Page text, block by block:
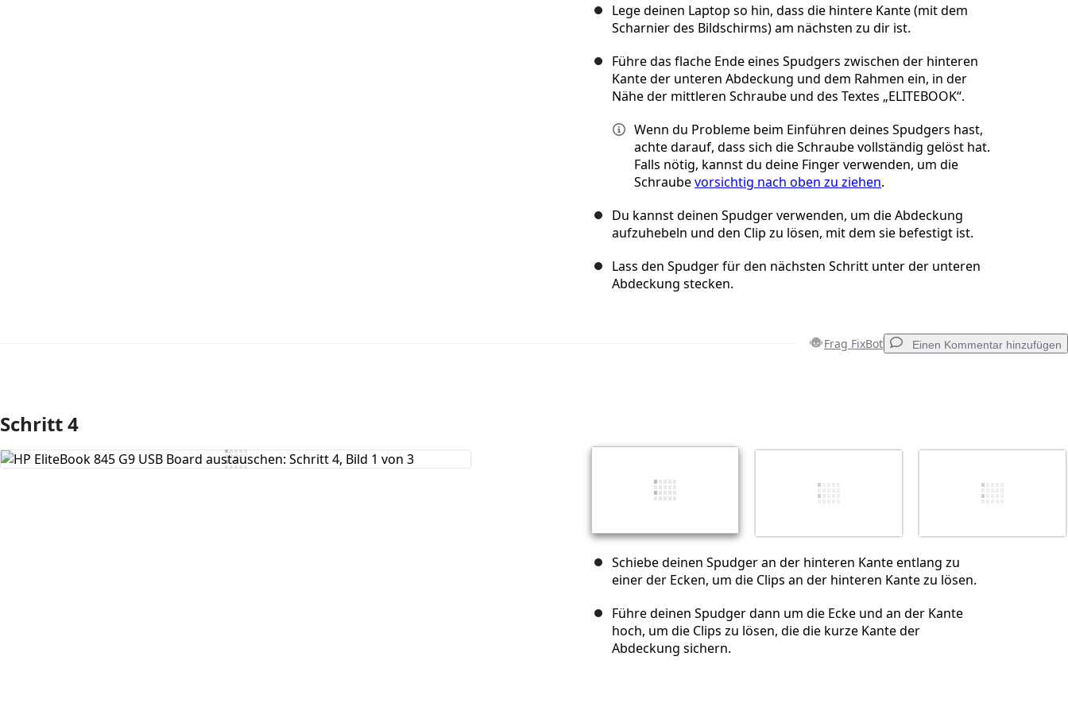
Lege deinen Laptop so hin, dass die hintere Kante (mit dem
Scharnier des Bildschirms) am nächsten zu dir ist.
Führe das flache Ende eines Spudgers zwischen der hinteren
Kante der unteren Abdeckung und dem Rahmen ein, in der
Nähe der mittleren Schraube und des Textes „ELITEBOOK“.
Wenn du Probleme beim Einführen deines Spudgers hast,
achte darauf, dass sich die Schraube vollständig gelöst hat.
Falls nötig, kannst du deine Finger verwenden, um die
Schraubevorsichtig nach oben zu ziehen.
Du kannst deinen Spudger verwenden, um die Abdeckung
aufzuhebeln und den Clip zu lösen, mit dem sie befestigt ist.
Lass den Spudger für den nächsten Schritt unter der unteren
Abdeckung stecken.
Frag FixBot Einen Kommentar hinzufügen
Kommentar hinzufügen
Kommentieren
Schritt 4
Schiebe deinen Spudger an der hinteren Kante entlang zu
einer der Ecken, um die Clips an der hinteren Kante zu lösen.
Führe deinen Spudger dann um die Ecke und an der Kante
hoch, um die Clips zu lösen, die die kurze Kante der
Abdeckung sichern.